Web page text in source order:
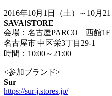
2016年10月1日（土）～10月21
SAVA!STORE
会場：名古屋PARCO 西館
名古屋市 中区栄3丁目29-1
時間：10:00～21:00
<参加ブランド>
Sur
https://sur-j.stores.jp/